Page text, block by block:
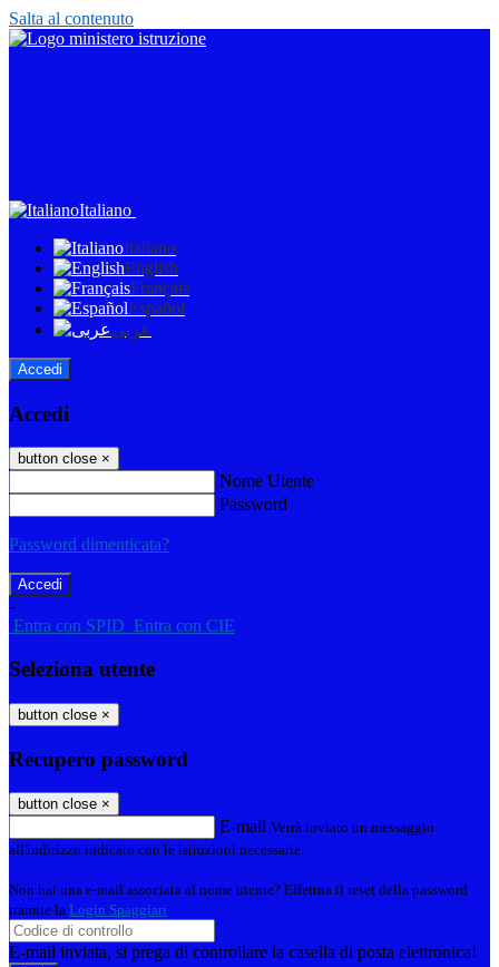
Salta al contenuto
Italiano
Italiano
English
Français
Español
عربى
Accedi
Accedi
button close ×
Nome Utente
Password
Password dimenticata?
-
Entra con SPID Entra con CIE
Seleziona utente
button close ×
Recupero password
button close ×
E-mail Verrà inviato un messaggio
all'indirizzo indicato con le istruzioni necessarie.
Non hai una e-mail associata al nome utente? Effettua il reset della password
tramite la Login Spaggiari
E-mail inviata, si prega di controllare la casella di posta elettronica!